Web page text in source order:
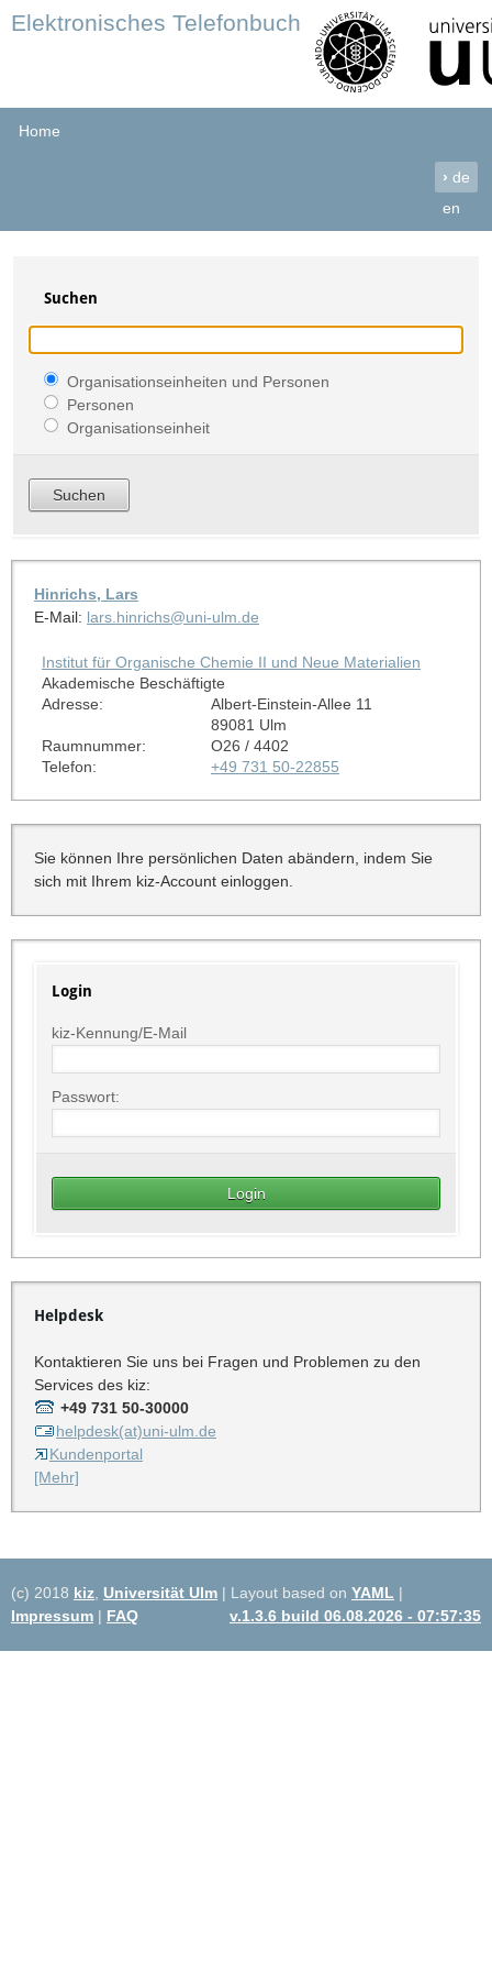
Elektronisches Telefonbuch
Home
› de
en
Suchen
Organisationseinheiten und Personen
Personen
Organisationseinheit
Hinrichs, Lars
E-Mail: lars.hinrichs@uni-ulm.de
Institut für Organische Chemie II und Neue Materialien
Akademische Beschäftigte
Adresse:
Albert-Einstein-Allee 11
89081 Ulm
Raumnummer:
O26 / 4402
Telefon:
+49 731 50-22855
Sie können Ihre persönlichen Daten abändern, indem Sie
sich mit Ihrem kiz-Account einloggen.
Login
kiz-Kennung/E-Mail
Passwort:
Helpdesk
Kontaktieren Sie uns bei Fragen und Problemen zu den
Services des kiz:
+49 731 50-30000
helpdesk(at)uni-ulm.de
Kundenportal
[Mehr]
(c) 2018 kiz Universität Ulm | Layout based on YAML |
Impressum | FAQ v.1.3.6 build 06.08.2026 - 07:57:35